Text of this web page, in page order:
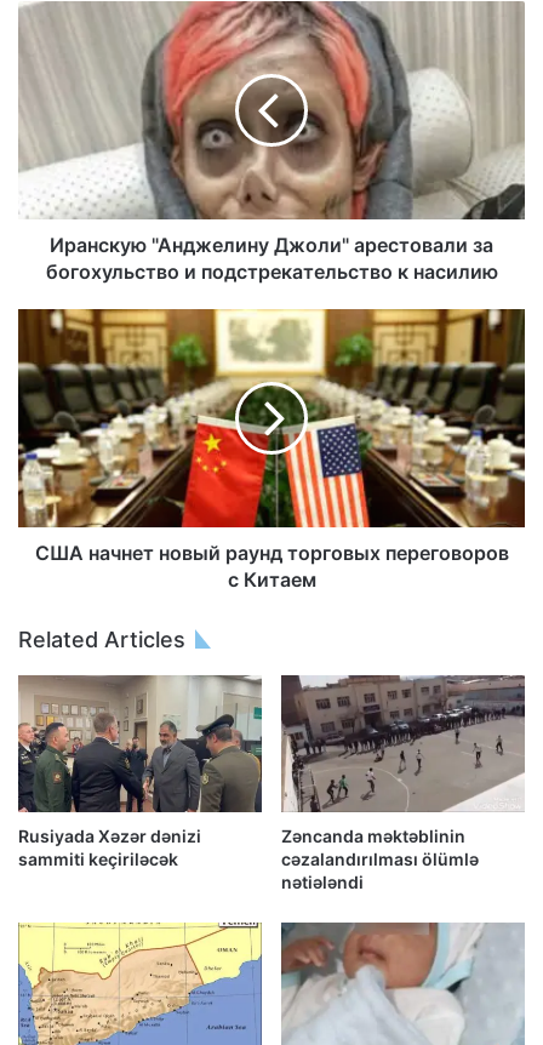
Иранскую "Анджелину Джоли" арестовали за
богохульство и подстрекательство к насилию
США начнет новый раунд торговых переговоров
с Китаем
Related Articles
Rusiyada Xəzər dənizi
sammiti keçiriləcək
Zəncanda məktəblinin
cəzalandırılması ölümlə
nətiələndi